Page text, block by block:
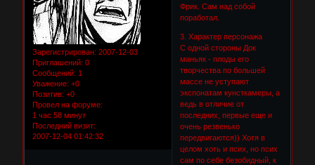
Зарегистрирован: 2007-12-03
Приглашений: 0
Сообщений: 1
Уважение: +0
Позитив: +0
Провел на форуме:
1 час 58 минут
Последний визит:
2007-12-04 01:42:32
Фрик. Сам над собой
поработал.
3. Характер персонажа
С одной стороны Док
маньяк - плоды его
творчества по большей
массе не уступают
экспонатам кунсткамеры, а
ведь в отличие от
последних, первые еще и
очень резвенько
передвигаются)) Хотя в
целом хоть и псих, но псих
сам по себе безобидный, к